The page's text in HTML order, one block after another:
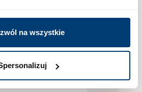
na wszystkie
dopasowaną do Twoich